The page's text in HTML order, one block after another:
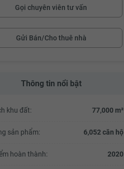
Gọi chuyên viên tư vấn
Gửi Bán/Cho thuê nhà
Thông tin nổi bật
khu đất: 77,000 m²
sản phẩm: 6,052 căn hộ
hoàn thành: 2020